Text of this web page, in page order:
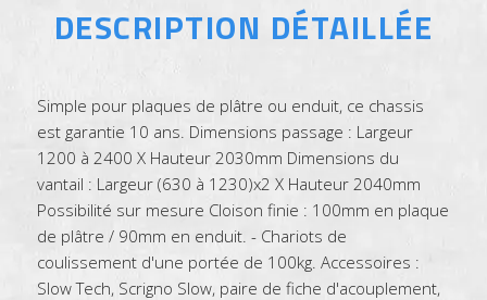
DESCRIPTION DÉTAILLÉE
Simple pour plaques de plâtre ou enduit, ce chassis
est garantie 10 ans. Dimensions passage : Largeur
1200 à 2400 X Hauteur 2030mm Dimensions du
vantail : Largeur (630 à 1230)x2 X Hauteur 2040mm
Possibilité sur mesure Cloison finie : 100mm en plaque
de plâtre / 90mm en enduit. - Chariots de
coulissement d'une portée de 100kg. Accessoires :
Slow Tech, Scrigno Slow, paire de fiche d'acouplement,